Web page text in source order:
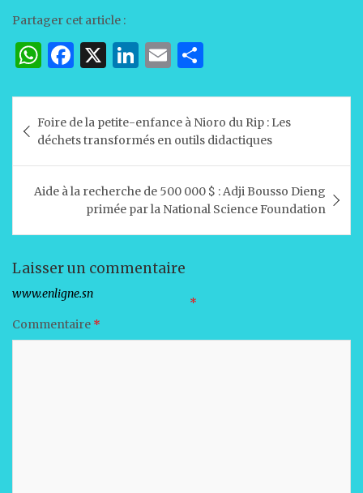
Partager cet article :
W
at
s
A
p
F
c
e
b
o
o
k
X Li
k
e
dI
n
E
ai
l
ta
g
er
de
l’article
Foire de la petite-enfance à Nioro du Rip : Les
déchets transformés en outils didactiques
Aide à la recherche de 500 000 $ : Adji Bousso Dieng
primée par la National Science Foundation
Laisser un commentaire
Votre adresse e-mail ne sera pas publiée.
Les champs obligatoires sont indiqués avec *
Commentaire *